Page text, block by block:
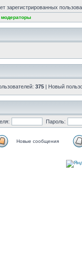
зарегистрированных
375 | Новый
Пароль:
Новые сообщения